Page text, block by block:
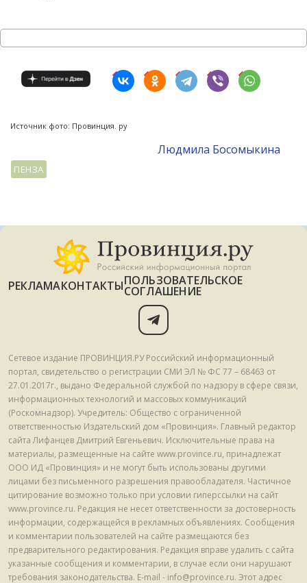
Источник фото: Провинция. ру
Людмила Босомыкина
ПЕНЗА
РЕКЛАМАКОНТАКТЫПОЛЬЗОВАТЕЛЬСКОЕ
СОГЛАШЕНИЕ
Сетевое издание ПРОВИНЦИЯ.РУ Российский информационный
портал, свидетельство о регистрации СМИ ЭЛ № ФС 77 – 68463 от
27.01.2017г., выдано Федеральной службой по надзору в сфере связи,
информационных технологий и массовых коммуникаций
(Роскомнадзор). Учредитель: Общество с ограниченной
ответственностью Издательский дом «Провинция». Главный редактор
сайта Лифанцев Дмитрий Евгеньевич. Исключительные права на
материалы, размещенные на сайте www.province.ru, принадлежат
ООО ИД «Провинция» и не могут быть использованы другими
лицами без письменного разрешения правообладателя. Частичное
цитирование возможно только при условии гиперссылки на сайт
www.province.ru. Редакция не несет ответственности за достоверность
информации, содержащейся в рекламных объявлениях. Сообщения
и комментарии пользователей на сайте размещаются без
предварительного редактирования. Редакция вправе удалить с сайта
указанные сообщения и комментарии, в случае если они нарушают
требования законодательства. E-mail - info@province.ru. Этот адрес